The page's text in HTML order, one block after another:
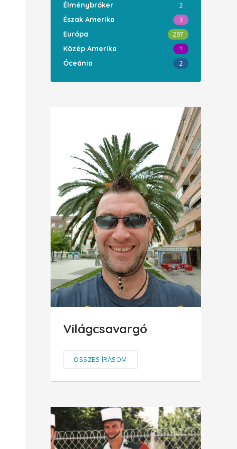
Élménybróker 2
Észak Amerika 3
Európa 297
Közép Amerika 1
Óceánia 2
Világcsavargó
ÖSSZES ÍRÁSOM